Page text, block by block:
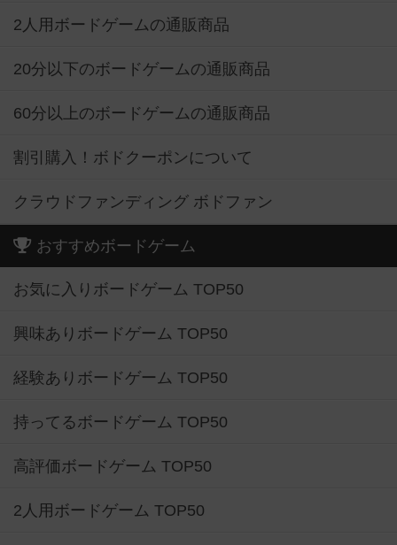
2人用ボードゲームの通販商品
20分以下のボードゲームの通販商品
60分以上のボードゲームの通販商品
割引購入！ボドクーポンについて
クラウドファンディング ボドファン
おすすめボードゲーム
お気に入りボードゲーム TOP50
興味ありボードゲーム TOP50
経験ありボードゲーム TOP50
持ってるボードゲーム TOP50
高評価ボードゲーム TOP50
2人用ボードゲーム TOP50